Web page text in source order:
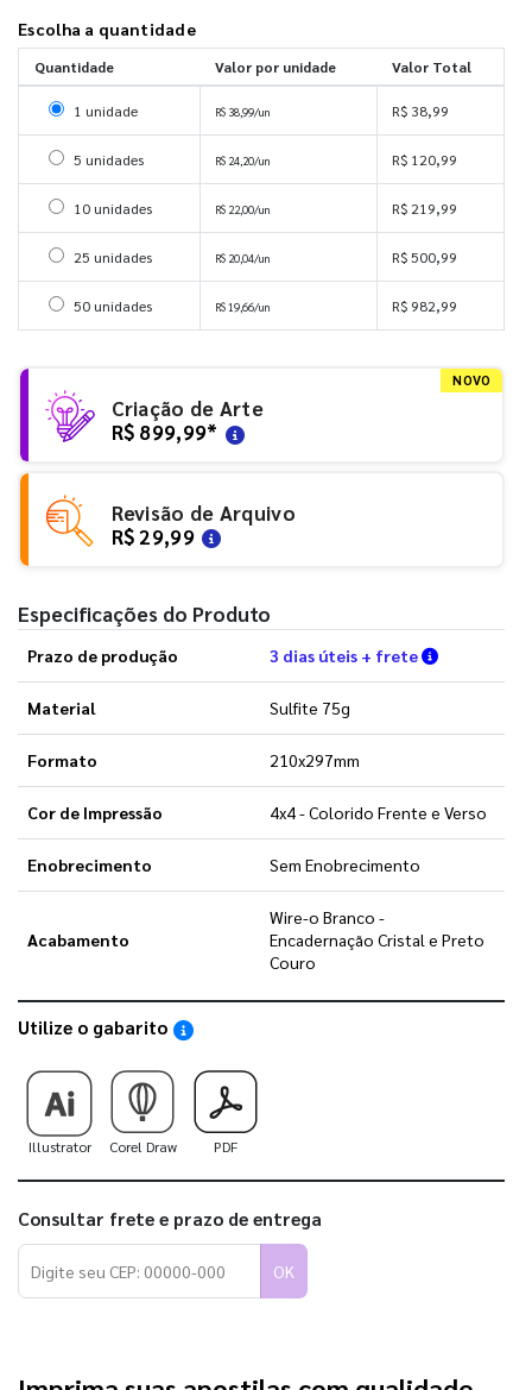
Escolha a quantidade
Quantidade Valor por unidade Valor Total
Selecionar 1 unidade
1 unidade R$ 38,99/un R$ 38,99
Selecionar 5 unidades
5 unidades R$ 24,20/un R$ 120,99
Selecionar 10 unidades
10 unidades R$ 22,00/un R$ 219,99
Selecionar 25 unidades
25 unidades R$ 20,04/un R$ 500,99
Selecionar 50 unidades
50 unidades R$ 19,66/un R$ 982,99
NOVO
Criação de Arte
R$ 899,99*
Revisão de Arquivo
R$ 29,99
Especificações do Produto
Prazo de produção 3 dias úteis + frete Verifique
Material Sulfite 75g
Formato 210x297mm
Cor de Impressão 4x4 - Colorido Frente e Verso
Enobrecimento Sem Enobrecimento
Acabamento
Wire-o Branco -
Encadernação Cristal e Preto
Couro
Utilize o gabarito Saiba como utilizar os nossos gabaritos
Illustrator Corel Draw PDF
Consultar frete e prazo de entrega
OK